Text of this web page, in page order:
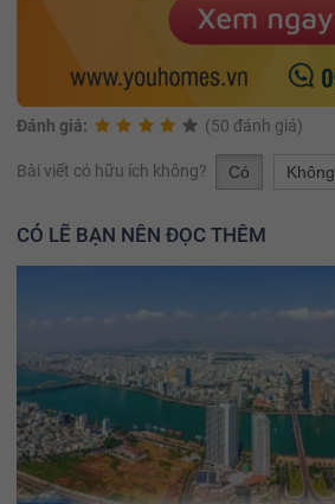
Đánh giá: (50 đánh giá)
Bài viết có hữu ích không? Có Không
CÓ LẼ BẠN NÊN ĐỌC THÊM